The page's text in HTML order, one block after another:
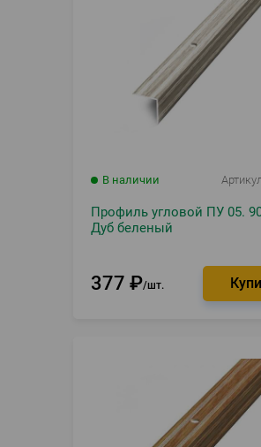
В наличии Артикул
Профиль угловой ПУ 05.
Дуб беленый
377 ₽ шт.